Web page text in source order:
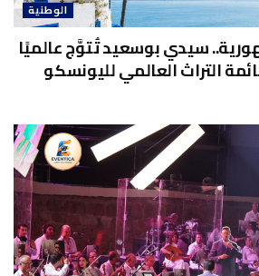
الوطنية
سيدي بوسعيد تُتوَّج عالميًا
التراث العالمي لليونسكو